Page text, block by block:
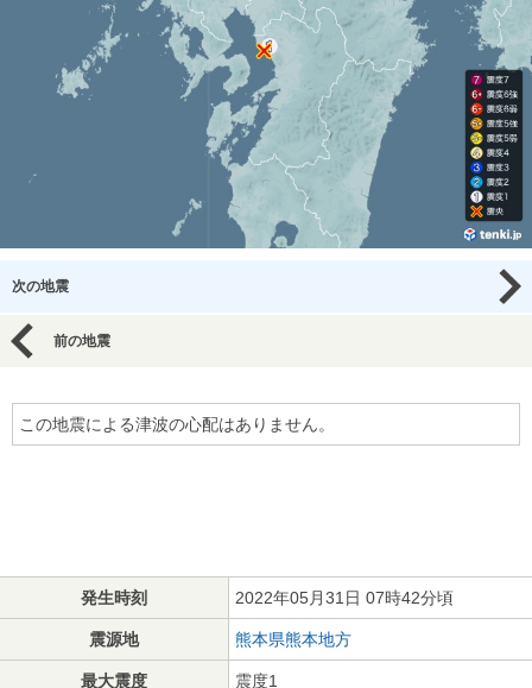
次の地震
前の地震
この地震による津波の心配はありません。
発生時刻 2022年05月31日 07時42分頃
震源地 熊本県熊本地方
最大震度 震度1